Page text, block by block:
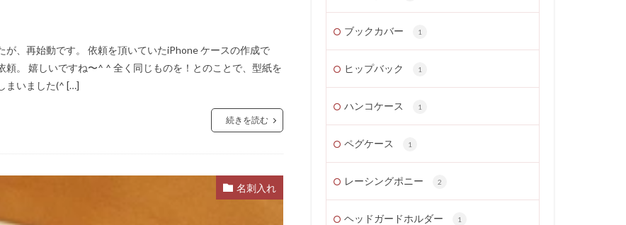
、再始動です。 依頼を頂いていたiPhone ケースの作成で
。 嬉しいですね〜^ ^ 全く同じものを！とのことで、型紙を
まいました(^ […]
続きを読む
名刺入れ
ブックカバー 1
ヒップバック 1
ハンコケース 1
ペグケース 1
レーシングポニー 2
ヘッドガードホルダー 1